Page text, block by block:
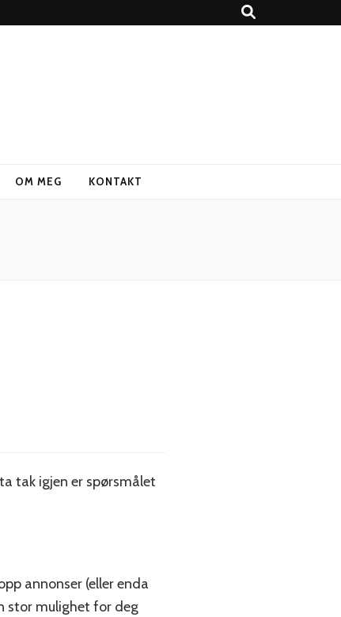
OM MEG KONTAKT
tak igjen er spørsmålet
annonser (eller enda
stor mulighet for deg